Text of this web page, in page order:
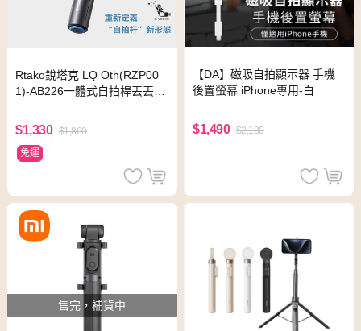
Rtako銳塔克 LQ Oth(RZP00
1)-AB226一體式自拍桿丟丟桿
$1,330 $1,860
免運
【DA】磁吸自拍顯示器 手機
後置螢幕 iPhone專用-白
$1,490 $2,180
售完，補貨中